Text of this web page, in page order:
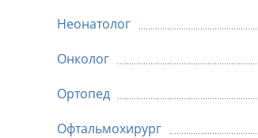
Неонатолог
Онколог
Ортопед
Офтальмохирург